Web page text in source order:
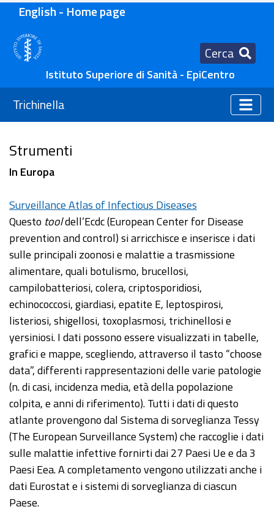
English - Home page
Cerca
Istituto Superiore di Sanità - EpiCentro
Trichinella
Strumenti
In Europa
Surveillance Atlas of Infectious Diseases
Questo tooldell’Ecdc (European Center for Disease
prevention and control) si arricchisce e inserisce i dati
sulle principali zoonosi e malattie a trasmissione
alimentare, quali botulismo, brucellosi,
campilobatteriosi, colera, criptosporidiosi,
echinococcosi, giardiasi, epatite E, leptospirosi,
listeriosi, shigellosi, toxoplasmosi, trichinellosi e
yersiniosi. I dati possono essere visualizzati in tabelle,
grafici e mappe, scegliendo, attraverso il tasto “choose
data”, differenti rappresentazioni delle varie patologie
(n. di casi, incidenza media, età della popolazione
colpita, e anni di riferimento). Tutti i dati di questo
atlante provengono dal Sistema di sorveglianza Tessy
(The European Surveillance System) che raccoglie i dati
sulle malattie infettive fornirti dai 27 Paesi Ue e da 3
Paesi Eea. A completamento vengono utilizzati anche i
dati Eurostat e i sistemi di sorveglianza di ciascun
Paese.